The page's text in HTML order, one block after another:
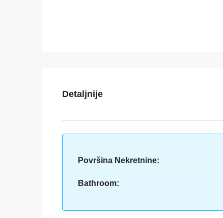
Detaljnije
Površina Nekretnine:
Bathroom: